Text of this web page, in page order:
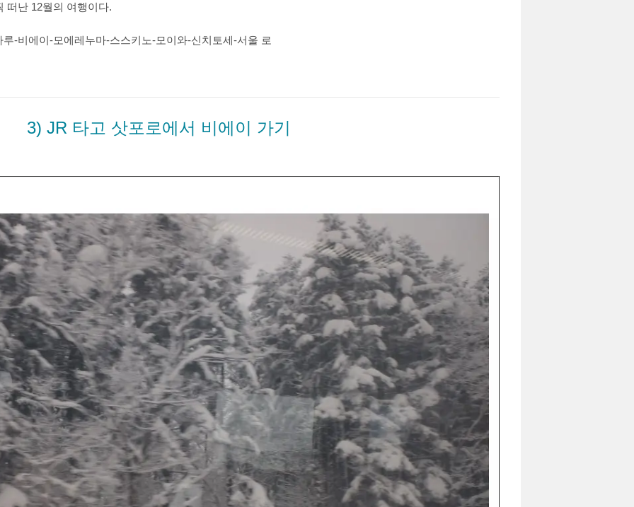
떠난 12월의 여행이다.
-비에이-모에레누마-스스키노-모이와-신치토세-서울 로
3) JR 타고 삿포로에서 비에이 가기